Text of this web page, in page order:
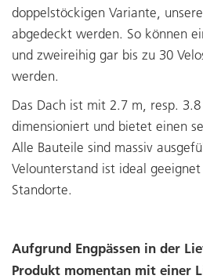
doppelstöckigen Variante,
abgedeckt werden. So können
und zweireihig gar bis zu 30
werden.
Das Dach ist mit 2.7 m, resp.
dimensioniert und bietet einen
Alle Bauteile sind massiv
Velounterstand ist ideal
Standorte.
Aufgrund Engpässen in der
Produkt momentan mit einer